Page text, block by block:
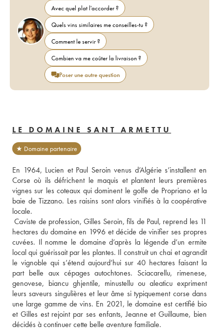
Avec quel plat l'accorder ?
Quels vins similaires me conseilles-tu ?
Comment le servir ?
Combien va me coûter la livraison ?
Poser une autre question
LE DOMAINE SANT ARMETTU
★ Domaine partenaire
En 1964, Lucien et Paul Seroin venus d’Algérie s’installent en
Corse où ils défrichent le maquis et plantent leurs premières
vignes sur les coteaux qui dominent le golfe de Propriano et la
baie de Tizzano. Les raisins sont alors vinifiés à la coopérative
locale.
Caviste de profession, Gilles Seroin, fils de Paul, reprend les 11
hectares du domaine en 1996 et décide de vinifier ses propres
cuvées. Il nomme le domaine d’après la légende d’un ermite
local qui guérissait par les plantes. Il construit un chai et agrandit
le vignoble qui s’étend aujourd’hui sur 40 hectares faisant la
part belle aux cépages autochtones. Sciacarellu, rimenese,
genovese, biancu ghjentile, minustellu ou aleaticu expriment
leurs saveurs singulières et leur âme si typiquement corse dans
une large gamme de vins. En 2021, le domaine est certifié bio
et Gilles est rejoint par ses enfants, Jeanne et Guillaume, bien
décidés à continuer cette belle aventure familiale.